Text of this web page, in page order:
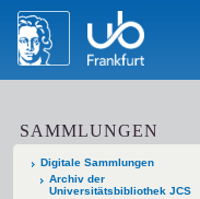
SAMMLUNGEN
Digitale Sammlungen
Archiv der
Universitätsbibliothek JCS